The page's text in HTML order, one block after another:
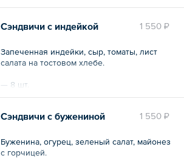
1 550 ₽
Сэндвичи с индейкой
Запеченная индейки, сыр, томаты, лист
салата на тостовом хлебе.
— 8 шт.
1 550 ₽
Сэндвичи с бужениной
Буженина, огурец, зеленый салат, майонез
с горчицей.